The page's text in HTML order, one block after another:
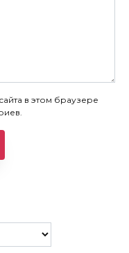
в этом браузере